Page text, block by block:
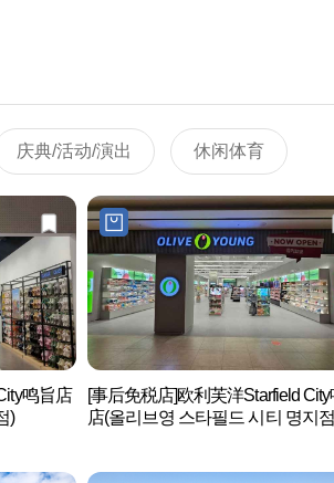
庆典/活动/演出 休闲体育
鸣旨店
)
[事后免税店]欧利芙洋Starfield
店(올리브영 스타필드 시티 명지